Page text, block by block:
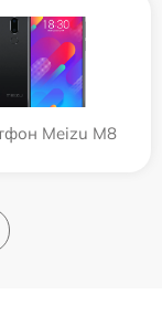
Meizu M8